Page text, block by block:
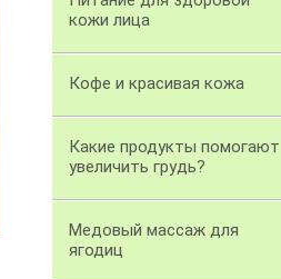
кожи лица
Кофе и красивая кожа
Какие продукты помогают
увеличить грудь?
Медовый массаж для
ягодиц